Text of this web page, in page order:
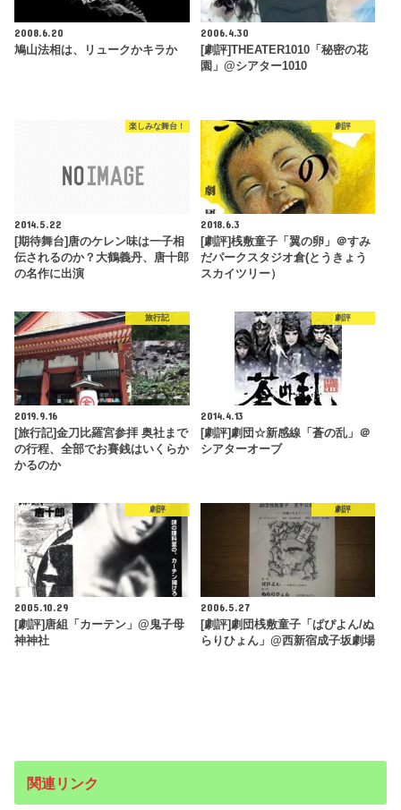
2008.6.20
鳩山法相は、リュークかキラか
2006.4.30
[劇評]THEATER1010「秘密の花
園」@シアター1010
楽しみな舞台！
2014.5.22
[期待舞台]唐のケレン味は一子相
伝されるのか？大鶴義丹、唐十郎
の名作に出演
劇評
2018.6.3
[劇評]桟敷童子「翼の卵」＠すみ
だパークスタジオ倉(とうきょう
スカイツリー）
旅行記
2019.9.16
[旅行記]金刀比羅宮参拝 奥社まで
の行程、全部でお賽銭はいくらか
かるのか
劇評
2014.4.13
[劇評]劇団☆新感線「蒼の乱」＠
シアターオーブ
劇評
2005.10.29
[劇評]唐組「カーテン」@鬼子母
神神社
劇評
2006.5.27
[劇評]劇団桟敷童子「ぱぴよん/ぬ
らりひょん」@西新宿成子坂劇場
関連リンク